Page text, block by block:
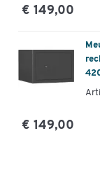
€ 149,00
€ 149,00